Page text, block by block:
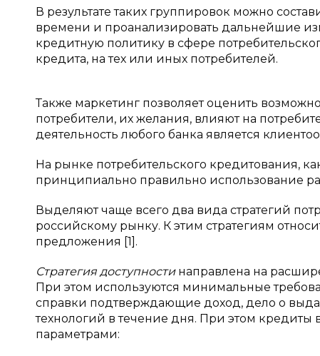
В результате таких группировок можно
времени и проанализировать дальнейшие
кредитную политику в сфере
кредита, на тех или иных потребителей.
Также маркетинг позволяет оценить
потребители, их желания, влияют на
деятельность любого банка является
На рынке потребительского кредитования,
принципиально правильно использование
Выделяют чаще всего два вида стратегий
российскому рынку. К этим стратегиям
предложения [1].
Стратегия доступностинаправлена на
При этом используются минимальные
справки подтверждающие доход, дело о
технологий в течение дня. При этом кредиты
параметрами: